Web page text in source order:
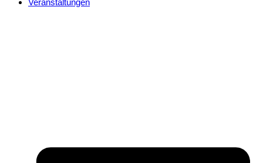
Veranstaltungen